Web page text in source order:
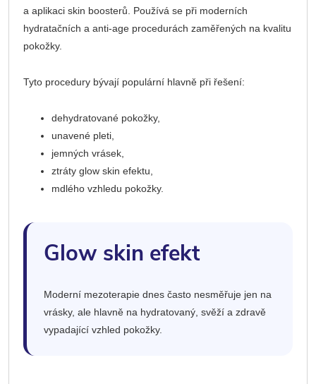
a aplikaci skin boosterů. Používá se při moderních
hydratačních a anti-age procedurách zaměřených na kvalitu
pokožky.
Tyto procedury bývají populární hlavně při řešení:
dehydratované pokožky,
unavené pleti,
jemných vrásek,
ztráty glow skin efektu,
mdlého vzhledu pokožky.
Glow skin efekt
Moderní mezoterapie dnes často nesměřuje jen na
vrásky, ale hlavně na hydratovaný, svěží a zdravě
vypadající vzhled pokožky.